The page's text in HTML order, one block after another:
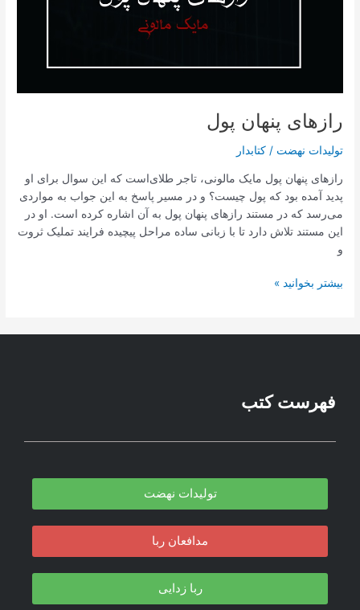
رازهای پنهان پول
تولیدات نهضت /کتابدار
رازهای پنهان پول مایک مالونی، تاجر طلای‌است که این سوال برای او
پدید آمده بود که پول چیست؟ و در مسیر پاسخ به این جواب به مواردی
می‌رسد که در مستند رازهای پنهان پول به آن اشاره کرده است. او در
این مستند تلاش دارد تا با زبانی ساده مراحل پیچیده فرایند تملیک ثروت
و
بیشتر بخوانید »
فهرست کتب
تولیدات نهضت
مدافعان ربا
ربا زدایی